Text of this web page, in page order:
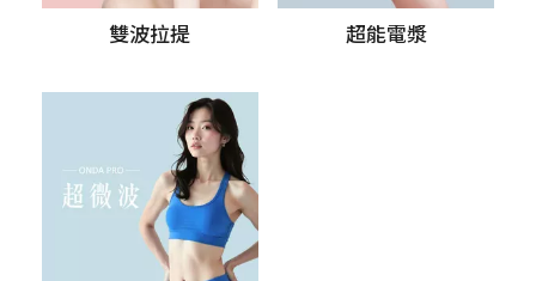
雙波拉提 超能電漿